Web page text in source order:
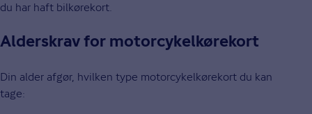
du har haft bilkørekort.
Alderskrav for motorcykelkørekort
Din alder afgør, hvilken type motorcykelkørekort du kan
tage: